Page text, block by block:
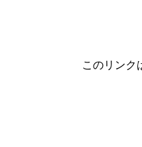
このリンク